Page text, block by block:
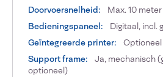
Doorvoersnelheid:
Max. 10
Bedieningspaneel:
Digitaal, incl.
Geïntegreerde printer:
Optioneel
Support frame:
Ja, mechanisch
optioneel)